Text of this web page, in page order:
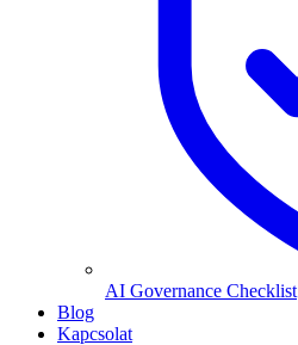
AI Governance Checklist
Blog
Kapcsolat